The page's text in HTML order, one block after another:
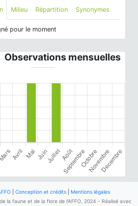
Milieu Répartition Synonymes
pour le moment
Observations mensuelles
| Conception et crédits|
Mentions légales
la faune et de la flore de l'AFFO, 2024 - Réalisé avec